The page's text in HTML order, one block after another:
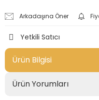
Arkadaşına Öner
Yetkili Satıcı
Ürün Bilgisi
Ürün Yorumları